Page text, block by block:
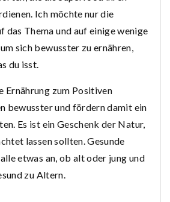
Ich möchte nur die
das Thema und auf einige wenige
sich bewusster zu ernähren,
du isst.
Ernährung zum Positiven
bewusster und fördern damit ein
Es ist ein Geschenk der Natur,
lassen sollten. Gesunde
etwas an, ob alt oder jung und
zu Altern.